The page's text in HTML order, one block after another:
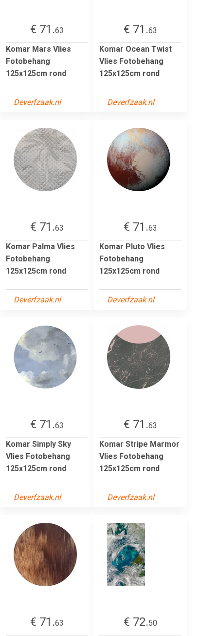
€ 71.63
Komar Mars Vlies
Fotobehang
125x125cm rond
Deverfzaak.nl
€ 71.63
Komar Ocean Twist
Vlies Fotobehang
125x125cm rond
Deverfzaak.nl
€ 71.63
Komar Palma Vlies
Fotobehang
125x125cm rond
Deverfzaak.nl
€ 71.63
Komar Pluto Vlies
Fotobehang
125x125cm rond
Deverfzaak.nl
€ 71.63
Komar Simply Sky
Vlies Fotobehang
125x125cm rond
Deverfzaak.nl
€ 71.63
Komar Stripe Marmor
Vlies Fotobehang
125x125cm rond
Deverfzaak.nl
€ 71.63
€ 72.50